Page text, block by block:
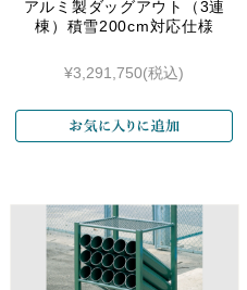
アルミ製ダッグアウト（3連
棟）積雪200cm対応仕様
¥3,291,750(税込)